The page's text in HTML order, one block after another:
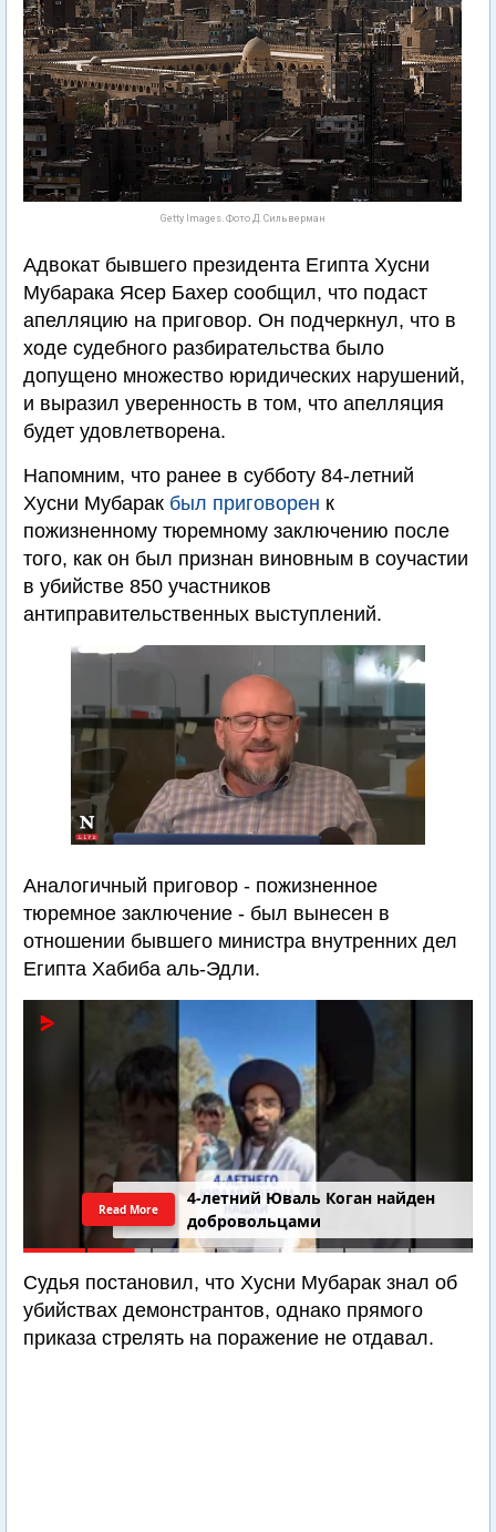
Getty Images. Фото Д. Сильверман
Адвокат бывшего президента Египта Хусни
Мубарака Ясер Бахер сообщил, что подаст
апелляцию на приговор. Он подчеркнул, что в
ходе судебного разбирательства было
допущено множество юридических нарушений,
и выразил уверенность в том, что апелляция
будет удовлетворена.
Напомним, что ранее в субботу 84-летний
Хусни Мубарак был приговорен к
пожизненному тюремному заключению после
того, как он был признан виновным в соучастии
в убийстве 850 участников
антиправительственных выступлений.
Аналогичный приговор - пожизненное
тюремное заключение - был вынесен в
отношении бывшего министра внутренних дел
Египта Хабиба аль-Эдли.
4-летний Юваль Коган найден
добровольцами
Read More
Судья постановил, что Хусни Мубарак знал об
убийствах демонстрантов, однако прямого
приказа стрелять на поражение не отдавал.